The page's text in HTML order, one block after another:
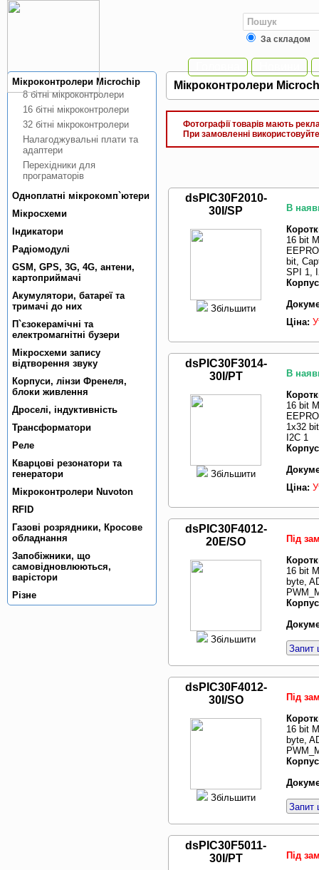
За складом
Мiкроконтролери Microchip
8 бiтнi мiкроконтролери
16 бiтнi мiкроконтролери
32 бiтнi мiкроконтролери
Налагоджувальнi плати та
адаптери
Перехiдники для
програматорiв
Одноплатнi мiкрокомп`ютери
Мiкросхеми
Індикатори
Радiомодулi
GSM, GPS, 3G, 4G, антени,
картоприймачi
Акумулятори, батареї та
тримачi до них
П`єзокерамiчнi та
електромагнiтнi бузери
Мікросхеми запису
відтворення звуку
Корпуси, лiнзи Френеля,
блоки живлення
Дроселi, iндуктивнiсть
Трансформатори
Реле
Кварцовi резонатори та
генератори
Мiкроконтролери Nuvoton
RFID
Газовi розрядники, Кросове
обладнання
Запобiжники, що
самовiдновлюються,
варiстори
Рiзне
Мiкроконтролери
Фотографії товарів мають
При замовленні
dsPIC30F2010-
30I/SP
Збільшити
В
16 bit
bit,
SPI 1,
Ціна:
dsPIC30F3014-
30I/PT
Збільшити
В
16 bit
1x32
I2C 1
Ціна:
dsPIC30F4012-
20E/SO
Збільшити
Під
16 bit
byte,
Запит
dsPIC30F4012-
30I/SO
Збільшити
Під
16 bit
byte,
Запит
dsPIC30F5011-
30I/PT
Під